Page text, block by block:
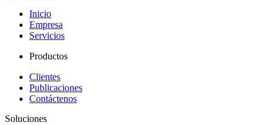
Inicio
Empresa
Servicios
Productos
Clientes
Publicaciones
Contáctenos
Soluciones